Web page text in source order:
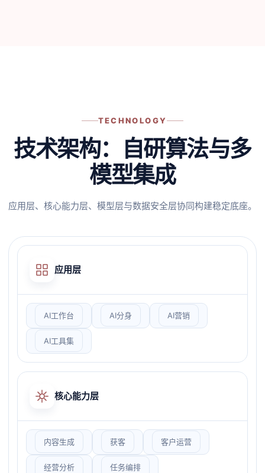
TECHNOLOGY
技术架构：自研算法与多
模型集成
应用层、核心能力层、模型层与数据安全层协同构建稳定底座。
应用层
AI工作台 AI分身 AI营销
AI工具集
核心能力层
内容生成 获客 客户运营
经营分析 任务编排